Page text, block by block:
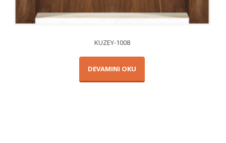
KUZEY-1008
DEVAMINI OKU